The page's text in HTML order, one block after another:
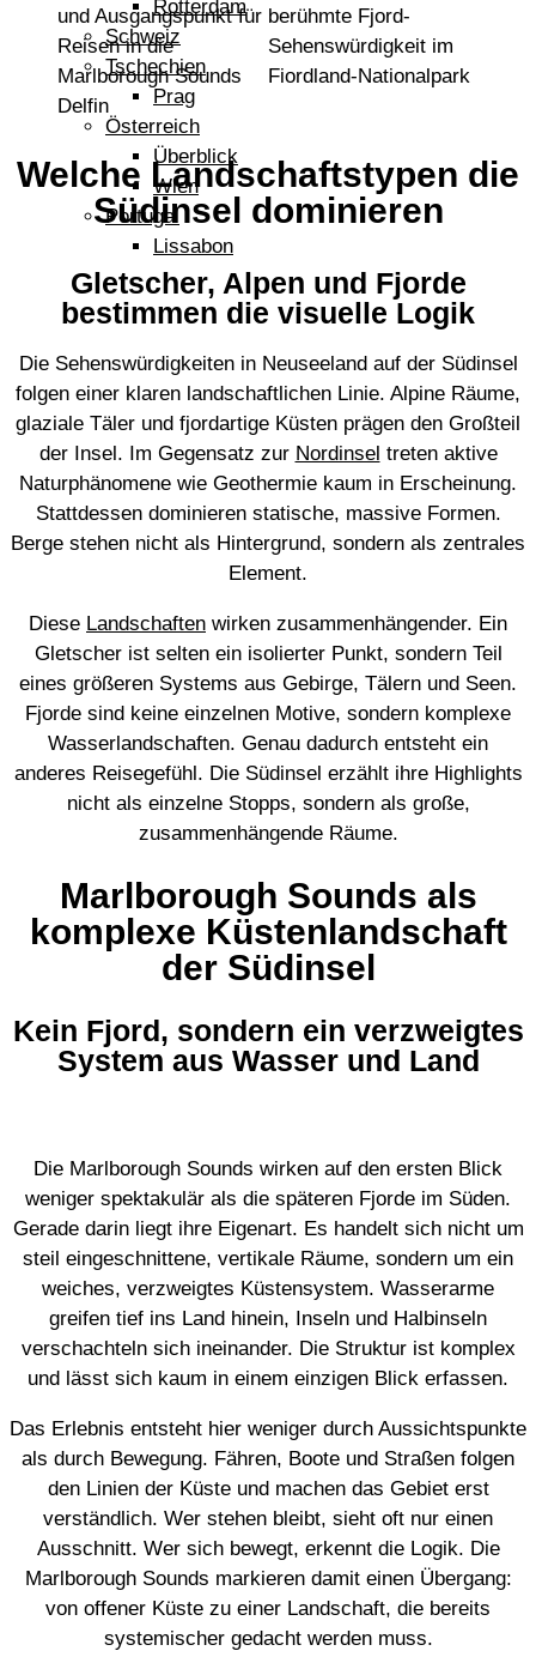
Rotterdam
Schweiz
Tschechien
Prag
Österreich
Überblick
Wien
Portugal
Lissabon
Welche Landschaftstypen die
Südinsel dominieren
Gletscher, Alpen und Fjorde
bestimmen die visuelle Logik
Die Sehenswürdigkeiten in Neuseeland auf der Südinsel
folgen einer klaren landschaftlichen Linie. Alpine Räume,
glaziale Täler und fjordartige Küsten prägen den Großteil
der Insel. Im Gegensatz zur Nordinsel treten aktive
Naturphänomene wie Geothermie kaum in Erscheinung.
Stattdessen dominieren statische, massive Formen.
Berge stehen nicht als Hintergrund, sondern als zentrales
Element.
Diese Landschaften wirken zusammenhängender. Ein
Gletscher ist selten ein isolierter Punkt, sondern Teil
eines größeren Systems aus Gebirge, Tälern und Seen.
Fjorde sind keine einzelnen Motive, sondern komplexe
Wasserlandschaften. Genau dadurch entsteht ein
anderes Reisegefühl. Die Südinsel erzählt ihre Highlights
nicht als einzelne Stopps, sondern als große,
zusammenhängende Räume.
Marlborough Sounds als
komplexe Küstenlandschaft
der Südinsel
Kein Fjord, sondern ein verzweigtes
System aus Wasser und Land
Die Marlborough Sounds wirken auf den ersten Blick
weniger spektakulär als die späteren Fjorde im Süden.
Gerade darin liegt ihre Eigenart. Es handelt sich nicht um
steil eingeschnittene, vertikale Räume, sondern um ein
weiches, verzweigtes Küstensystem. Wasserarme
greifen tief ins Land hinein, Inseln und Halbinseln
verschachteln sich ineinander. Die Struktur ist komplex
und lässt sich kaum in einem einzigen Blick erfassen.
Das Erlebnis entsteht hier weniger durch Aussichtspunkte
als durch Bewegung. Fähren, Boote und Straßen folgen
den Linien der Küste und machen das Gebiet erst
verständlich. Wer stehen bleibt, sieht oft nur einen
Ausschnitt. Wer sich bewegt, erkennt die Logik. Die
Marlborough Sounds markieren damit einen Übergang:
von offener Küste zu einer Landschaft, die bereits
systemischer gedacht werden muss.